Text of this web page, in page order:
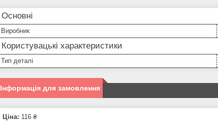
Основні
Виробник
Користувацькі характеристики
Тип деталі
Інформація для замовлення
Ціна: 116 ₴